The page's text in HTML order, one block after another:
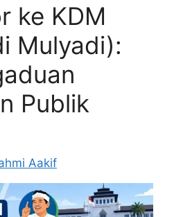
ke KDM
Mulyadi):
Publik
Aakif